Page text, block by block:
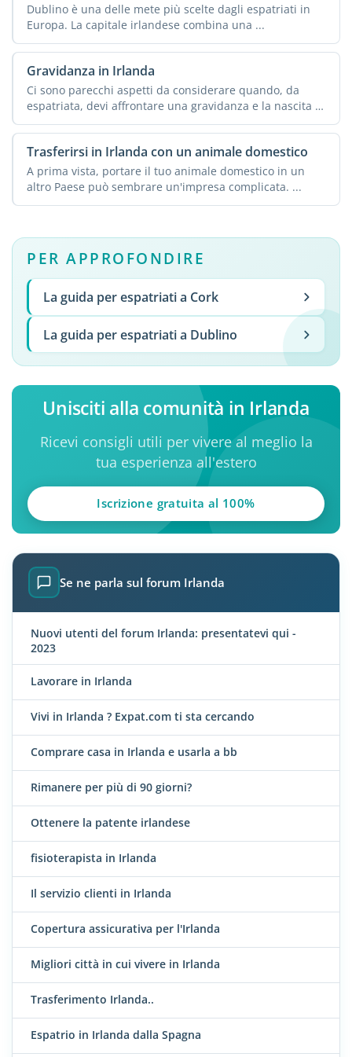
Dublino è una delle mete più scelte dagli espatriati in
Europa. La capitale irlandese combina una ...
Gravidanza in Irlanda
Ci sono parecchi aspetti da considerare quando, da
espatriata, devi affrontare una gravidanza e la nascita di
un ...
Trasferirsi in Irlanda con un animale domestico
A prima vista, portare il tuo animale domestico in un
altro Paese può sembrare un'impresa complicata. ...
PER APPROFONDIRE
La guida per espatriati a Cork
La guida per espatriati a Dublino
Unisciti alla comunità in Irlanda
Ricevi consigli utili per vivere al meglio la
tua esperienza all'estero
Iscrizione gratuita al 100%
Se ne parla sul forum Irlanda
Nuovi utenti del forum Irlanda: presentatevi qui -
2023
Lavorare in Irlanda
Vivi in Irlanda ? Expat.com ti sta cercando
Comprare casa in Irlanda e usarla a bb
Rimanere per più di 90 giorni?
Ottenere la patente irlandese
fisioterapista in Irlanda
Il servizio clienti in Irlanda
Copertura assicurativa per l'Irlanda
Migliori città in cui vivere in Irlanda
Trasferimento Irlanda..
Espatrio in Irlanda dalla Spagna